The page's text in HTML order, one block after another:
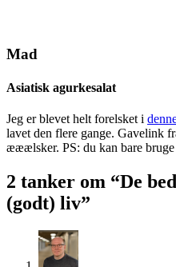
Mad
Asiatisk agurkesalat
Jeg er blevet helt forelsket i
lavet den flere gange. Gavelink
ææælsker. PS: du kan bare bruge
2 tanker om “De
(godt) liv”